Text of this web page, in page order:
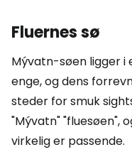
Fluernes sø
Mývatn-søen ligger i
enge, og dens
steder for smuk
"Mývatn" "fluesøen",
virkelig er passende.